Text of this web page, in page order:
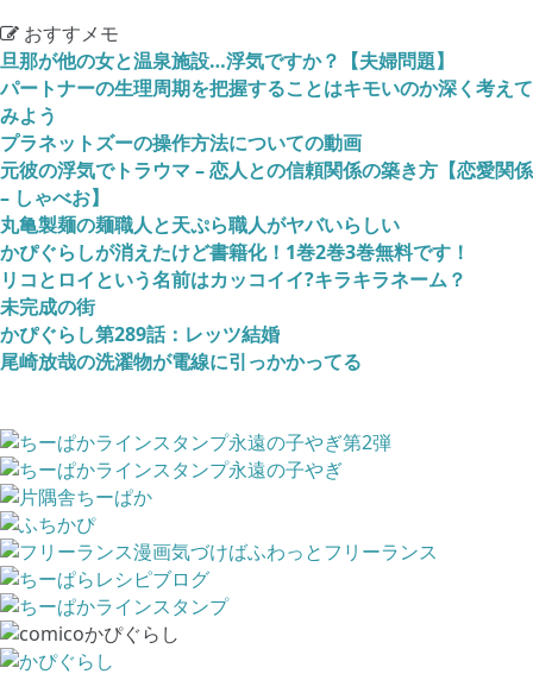
おすすメモ
旦那が他の女と温泉施設…浮気ですか？【夫婦問題】
パートナーの生理周期を把握することはキモいのか深く考えて
みよう
プラネットズーの操作方法についての動画
元彼の浮気でトラウマ – 恋人との信頼関係の築き方【恋愛関係
– しゃべお】
丸亀製麺の麺職人と天ぷら職人がヤバいらしい
かぴぐらしが消えたけど書籍化！1巻2巻3巻無料です！
リコとロイという名前はカッコイイ?キラキラネーム？
未完成の街
かぴぐらし第289話：レッツ結婚
尾崎放哉の洗濯物が電線に引っかかってる